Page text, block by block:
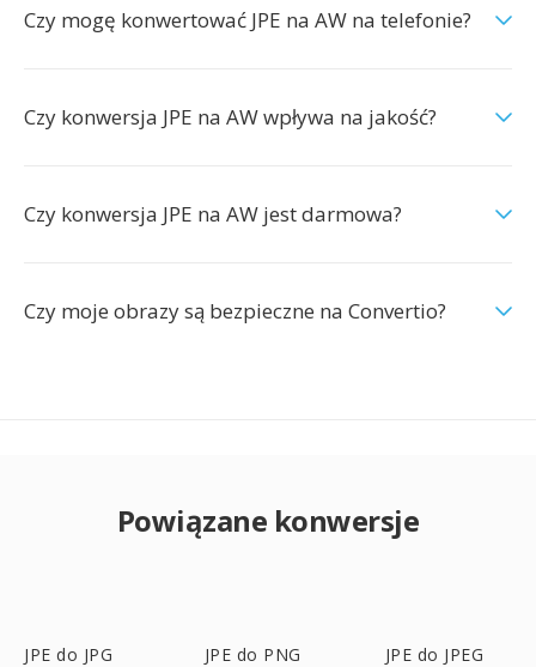
Czy mogę konwertować JPE na AW na telefonie?
Czy konwersja JPE na AW wpływa na jakość?
Czy konwersja JPE na AW jest darmowa?
Czy moje obrazy są bezpieczne na Convertio?
Powiązane konwersje
JPE do JPG JPE do PNG JPE do JPEG